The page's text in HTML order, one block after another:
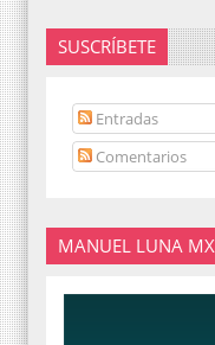
SUSCRÍBETE
Entradas
Comentarios
MANUEL LUNA MX